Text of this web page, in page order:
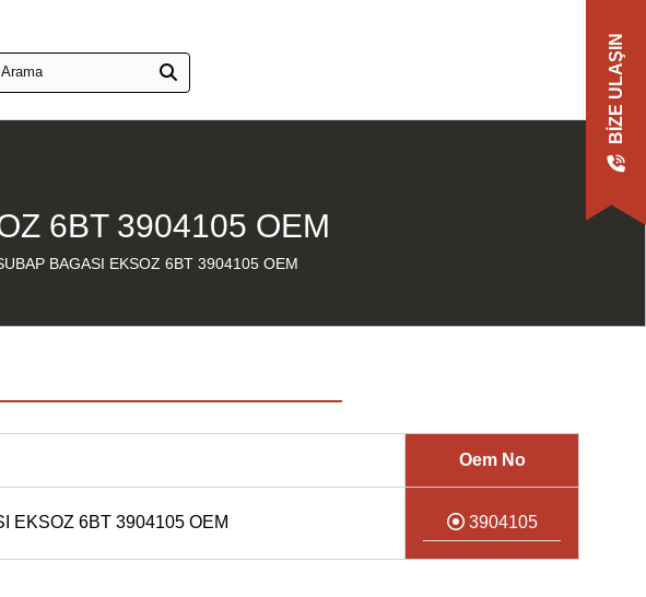
BIZE ULAŞIN
6BT 3904105 OEM
BAGASI EKSOZ 6BT 3904105 OEM
Oem No
EKSOZ 6BT 3904105 OEM 3904105